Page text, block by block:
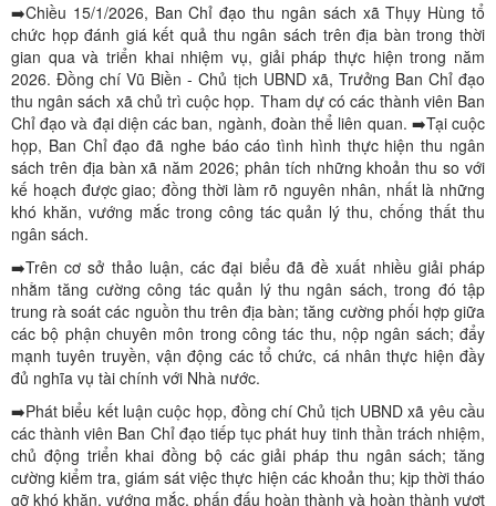
➡️Chiều 15/1/2026, Ban Chỉ đạo thu ngân sách xã Thụy Hùng tổ
chức họp đánh giá kết quả thu ngân sách trên địa bàn trong thời
gian qua và triển khai nhiệm vụ, giải pháp thực hiện trong năm
2026. Đồng chí Vũ Biền - Chủ tịch UBND xã, Trưởng Ban Chỉ đạo
thu ngân sách xã chủ trì cuộc họp. Tham dự có các thành viên Ban
Chỉ đạo và đại diện các ban, ngành, đoàn thể liên quan. ➡️Tại cuộc
họp, Ban Chỉ đạo đã nghe báo cáo tình hình thực hiện thu ngân
sách trên địa bàn xã năm 2026; phân tích những khoản thu so với
kế hoạch được giao; đồng thời làm rõ nguyên nhân, nhất là những
khó khăn, vướng mắc trong công tác quản lý thu, chống thất thu
ngân sách.
➡️Trên cơ sở thảo luận, các đại biểu đã đề xuất nhiều giải pháp
nhằm tăng cường công tác quản lý thu ngân sách, trong đó tập
trung rà soát các nguồn thu trên địa bàn; tăng cường phối hợp giữa
các bộ phận chuyên môn trong công tác thu, nộp ngân sách; đẩy
mạnh tuyên truyền, vận động các tổ chức, cá nhân thực hiện đầy
đủ nghĩa vụ tài chính với Nhà nước.
➡️Phát biểu kết luận cuộc họp, đồng chí Chủ tịch UBND xã yêu cầu
các thành viên Ban Chỉ đạo tiếp tục phát huy tinh thần trách nhiệm,
chủ động triển khai đồng bộ các giải pháp thu ngân sách; tăng
cường kiểm tra, giám sát việc thực hiện các khoản thu; kịp thời tháo
gỡ khó khăn, vướng mắc, phấn đấu hoàn thành và hoàn thành vượt